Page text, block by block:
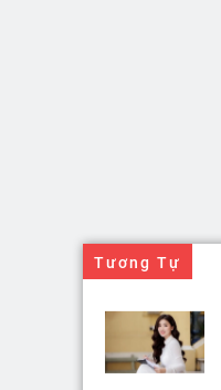
Tương Tự